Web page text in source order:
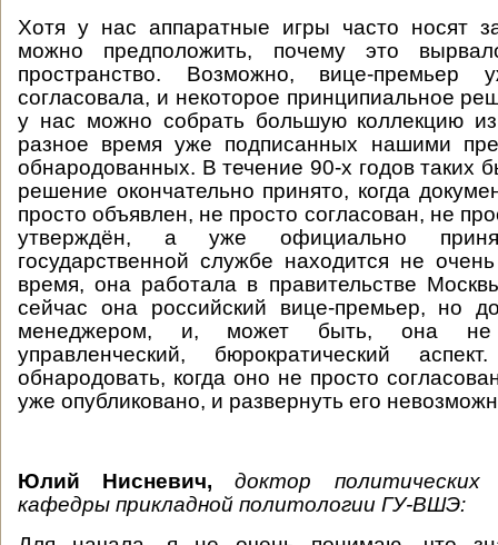
Хотя у нас аппаратные игры часто носят
можно предположить, почему это
пространство. Возможно, вице-премьер
согласовала, и некоторое принципиальное
у нас можно собрать большую коллекцию
разное время уже подписанных нашими
обнародованных. В течение 90-х годов таких
решение окончательно принято, когда
просто объявлен, не просто согласован, не
утверждён, а уже официально
государственной службе находится не
время, она работала в правительстве
сейчас она российский вице-премьер, но
менеджером, и, может быть, она не
управленческий, бюрократический
обнародовать, когда оно не просто
уже опубликовано, и развернуть его
Юлий Нисневич,доктор политических
кафедры прикладной политологии ГУ-ВШЭ: